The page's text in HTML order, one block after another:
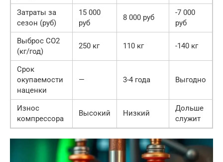
Затраты за
сезон (руб)
15 000
руб
8 000 руб
-7 000
руб
Выброс CO2
(кг/год)
250 кг 110 кг -140 кг
Срок
окупаемости
наценки
— 3-4 года Выгодно
Износ
компрессора
Высокий Низкий
Дольше
служит